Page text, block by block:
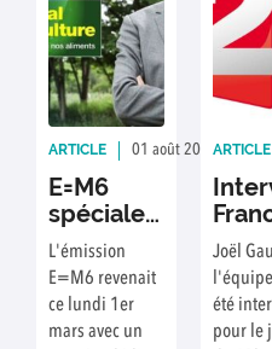
activités
biologiques
variées, à la fois
antimicrobiennes,
anti-invasives
(3) et
cytotoxiques.
Ces résultats,
publiés le 23
décembre 2019
dans la revue
Proceedings of
the National
ARTICLE 01 août 2023
E=M6
spéciale
agriculture
L'émission
E=M6 revenait
ce lundi 1er
mars avec un
ARTICLE
Joël
été
pour le